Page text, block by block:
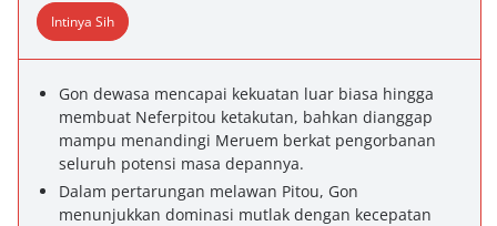
Intinya Sih
Gon dewasa mencapai kekuatan luar biasa hingga
membuat Neferpitou ketakutan, bahkan dianggap
mampu menandingi Meruem berkat pengorbanan
seluruh potensi masa depannya.
Dalam pertarungan melawan Pitou, Gon
menunjukkan dominasi mutlak dengan kecepatan